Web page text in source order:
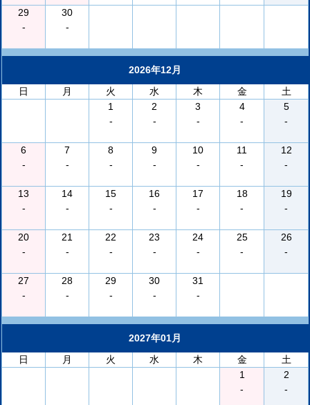
29
-
30
-
2026年12月
日
月 火 水 木 金
土
1
-
2
-
3
-
4
-
5
-
6
-
7
-
8
-
9
-
10
-
11
-
12
-
13
-
14
-
15
-
16
-
17
-
18
-
19
-
20
-
21
-
22
-
23
-
24
-
25
-
26
-
27
-
28
-
29
-
30
-
31
-
2027年01月
日
月 火 水 木 金
土
1
-
2
-